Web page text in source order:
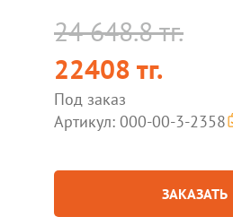
24 648.8 тг.
22408 тг.
Под заказ
Артикул: 000-00-3-2358
ЗАКАЗАТЬ